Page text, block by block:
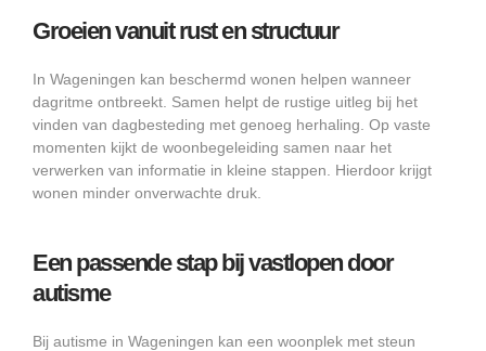
Groeien vanuit rust en structuur
In Wageningen kan beschermd wonen helpen wanneer
dagritme ontbreekt. Samen helpt de rustige uitleg bij het
vinden van dagbesteding met genoeg herhaling. Op vaste
momenten kijkt de woonbegeleiding samen naar het
verwerken van informatie in kleine stappen. Hierdoor krijgt
wonen minder onverwachte druk.
Een passende stap bij vastlopen door
autisme
Bij autisme in Wageningen kan een woonplek met steun